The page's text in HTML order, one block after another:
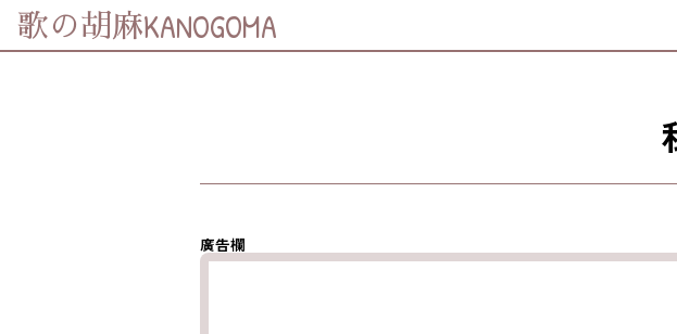
歌の胡麻KANOGOMA
(Twitter)
複製鏈結
廣告欄